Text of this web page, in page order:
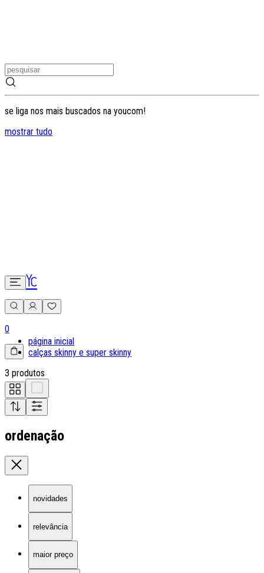
se liga nos mais buscados na youcom!
mostrar tudo
0
página inicial
calças skinny e super skinny
3 produtos
ordenação
novidades
relevância
maior preço